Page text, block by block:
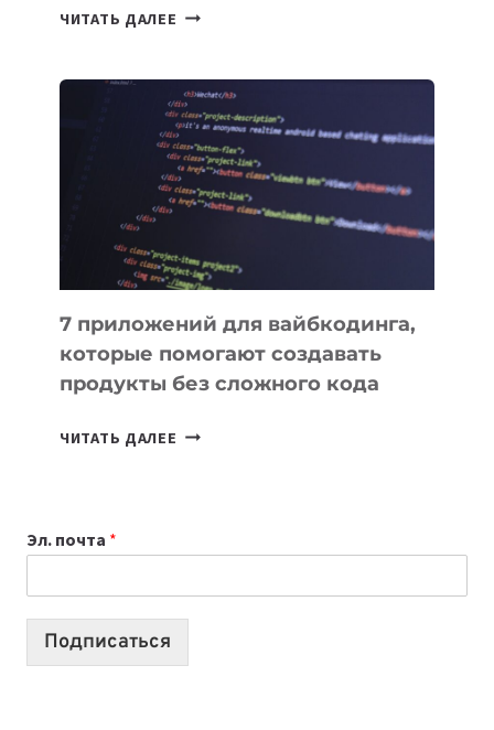
ЧИТАТЬ ДАЛЕЕ ТАСК-
ПОЛЕЗНЫХ
ИНСТРУМЕНТОВ
ДЛЯ
РАБОТЫ
7 приложений для вайбкодинга,
которые помогают создавать
продукты без сложного кода
ЧИТАТЬ ДАЛЕЕ 7
СОЗДАВАТЬ
ПРОДУКТЫ
Эл. почта *
Подписаться